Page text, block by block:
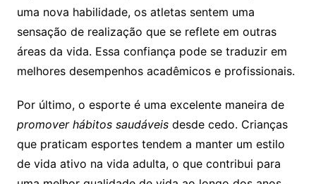
uma nova habilidade, os atletas sentem uma
sensação de realização que se reflete em outras
áreas da vida. Essa confiança pode se traduzir em
melhores desempenhos acadêmicos e profissionais.
Por último, o esporte é uma excelente maneira de
promover hábitos saudáveisdesde cedo. Crianças
que praticam esportes tendem a manter um estilo
de vida ativo na vida adulta, o que contribui para